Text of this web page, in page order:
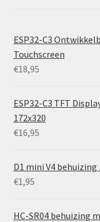
ESP32-C3
Touchscreen
€18,95
ESP32-C3 TFT
172x320
€16,95
D1 mini V4
€1,95
HC-SR04 behuizing